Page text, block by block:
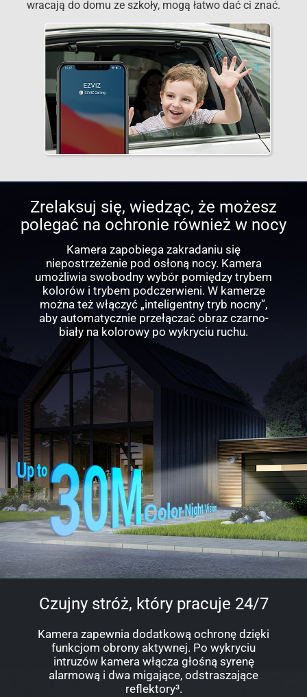
wracają do domu ze szkoły, mogą łatwo dać ci znać.
Zrelaksuj się, wiedząc, że możesz
polegać na ochronie również w nocy
Kamera zapobiega zakradaniu się
niepostrzeżenie pod osłoną nocy. Kamera
umożliwia swobodny wybór pomiędzy trybem
kolorów i trybem podczerwieni. W kamerze
można też włączyć „inteligentny tryb nocny”,
aby automatycznie przełączać obraz czarno-
biały na kolorowy po wykryciu ruchu.
Czujny stróż, który pracuje 24/7
Kamera zapewnia dodatkową ochronę dzięki
funkcjom obrony aktywnej. Po wykryciu
intruzów kamera włącza głośną syrenę
alarmową i dwa migające, odstraszające
reflektory³.